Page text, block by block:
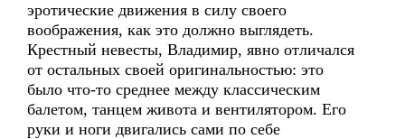
эротические движения в силу своего
воображения, как это должно выглядеть.
Крестный невесты, Владимир, явно отличался
от остальных своей оригинальностью: это
было что-то среднее между классическим
балетом, танцем живота и вентилятором. Его
руки и ноги двигались сами по себе